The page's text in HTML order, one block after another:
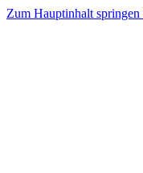
Zum Hauptinhalt springen